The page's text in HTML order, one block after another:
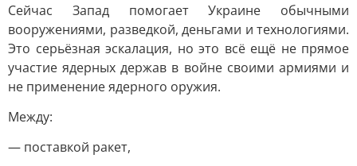
Сейчас Запад помогает Украине обычными
вооружениями, разведкой, деньгами и технологиями.
Это серьёзная эскалация, но это всё ещё не прямое
участие ядерных держав в войне своими армиями и
не применение ядерного оружия.
Между:
— поставкой ракет,